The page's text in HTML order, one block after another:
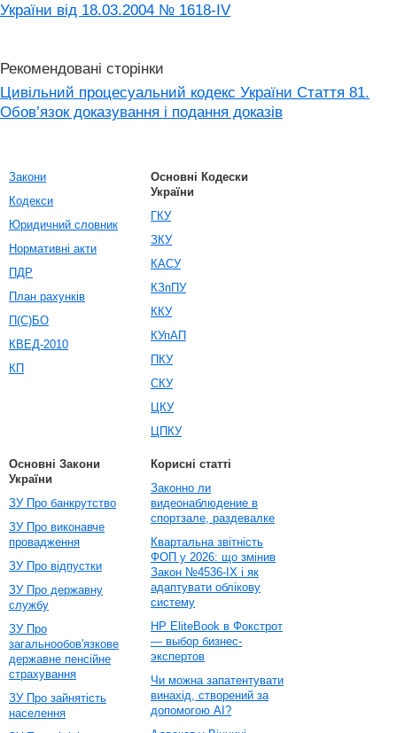
України від 18.03.2004 № 1618-IV
Рекомендовані сторінки
Цивільний процесуальний кодекс України Стаття 81.
Обов’язок доказування і подання доказів
Закони
Кодекси
Юридичний словник
Нормативні акти
ПДР
План рахунків
П(С)БО
КВЕД-2010
КП
Основні Кодески
України
ГКУ
ЗКУ
КАСУ
КЗпПУ
ККУ
КУпАП
ПКУ
СКУ
ЦКУ
ЦПКУ
Основні Закони
України
ЗУ Про банкрутство
ЗУ Про виконавче
провадження
ЗУ Про відпустки
ЗУ Про державну
службу
ЗУ Про
загальнообов'язкове
державне пенсійне
страхування
ЗУ Про зайнятість
населення
Корисні статті
Законно ли
видеонаблюдение в
спортзале, раздевалке
Квартальна звітність
ФОП у 2026: що змінив
Закон №4536-IX і як
адаптувати облікову
систему
HP EliteBook в Фокстрот
— выбор бизнес-
экспертов
Чи можна запатентувати
винахід, створений за
допомогою AI?